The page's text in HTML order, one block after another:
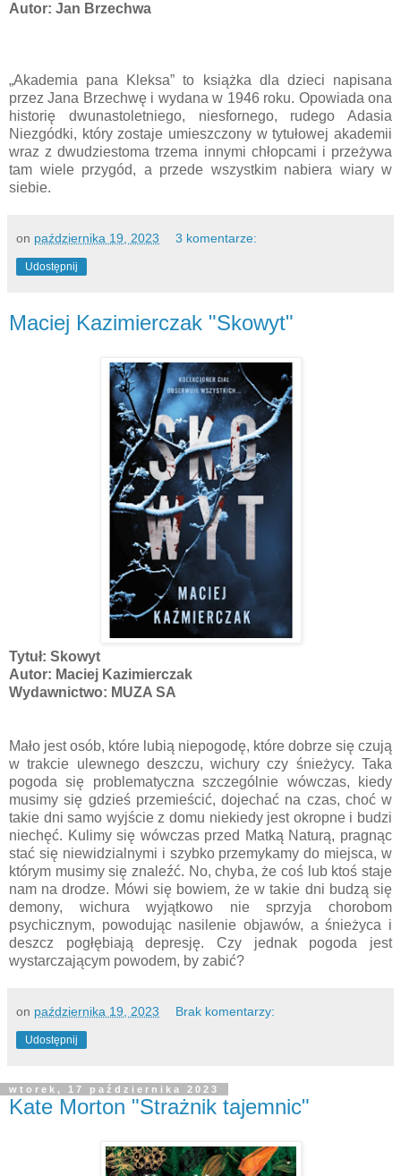
Autor: Jan Brzechwa
„Akademia pana Kleksa” to książka dla dzieci napisana
przez Jana Brzechwę i wydana w 1946 roku. Opowiada ona
historię dwunastoletniego, niesfornego, rudego Adasia
Niezgódki, który zostaje umieszczony w tytułowej akademii
wraz z dwudziestoma trzema innymi chłopcami i przeżywa
tam wiele przygód, a przede wszystkim nabiera wiary w
siebie.
on października 19, 2023 3 komentarze:
Udostępnij
Maciej Kazimierczak "Skowyt"
Tytuł: Skowyt
Autor: Maciej Kazimierczak
Wydawnictwo: MUZA SA
Mało jest osób, które lubią niepogodę, które dobrze się czują
w trakcie ulewnego deszczu, wichury czy śnieżycy. Taka
pogoda się problematyczna szczególnie wówczas, kiedy
musimy się gdzieś przemieścić, dojechać na czas, choć w
takie dni samo wyjście z domu niekiedy jest okropne i budzi
niechęć. Kulimy się wówczas przed Matką Naturą, pragnąc
stać się niewidzialnymi i szybko przemykamy do miejsca, w
którym musimy się znaleźć. No, chyba, że coś lub ktoś staje
nam na drodze. Mówi się bowiem, że w takie dni budzą się
demony, wichura wyjątkowo nie sprzyja chorobom
psychicznym, powodując nasilenie objawów, a śnieżyca i
deszcz pogłębiają depresję. Czy jednak pogoda jest
wystarczającym powodem, by zabić?
on października 19, 2023 Brak komentarzy:
Udostępnij
wtorek, 17 października 2023
Kate Morton "Strażnik tajemnic"